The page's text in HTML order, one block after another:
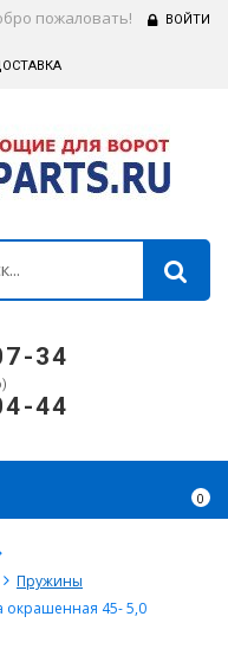
пожаловать! ВОЙТИ
34
44
0
Пружины
окрашенная 45- 5,0